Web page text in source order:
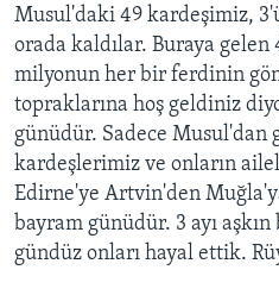
Musul'daki 49 kardeşimiz,
orada kaldılar. Buraya gelen
milyonun her bir ferdinin
topraklarına hoş geldiniz
günüdür. Sadece Musul'dan
kardeşlerimiz ve onların
Edirne'ye Artvin'den
bayram günüdür. 3 ayı
gündüz onları hayal ettik.